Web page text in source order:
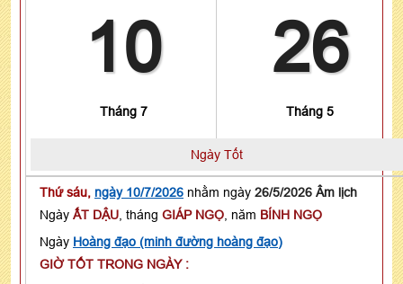
10
Tháng 7
26
Tháng 5
Ngày Tốt
Thứ sáu, ngày 10/7/2026 nhằm ngày 26/5/2026 Âm lịch
Ngày ẤT DẬU , tháng GIÁP NGỌ , năm BÍNH NGỌ
Ngày Hoàng đạo (minh đường hoàng đạo)
GIỜ TỐT TRONG NGÀY :